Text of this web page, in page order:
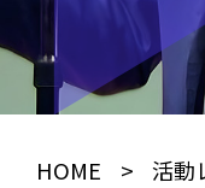
HOME > 活動